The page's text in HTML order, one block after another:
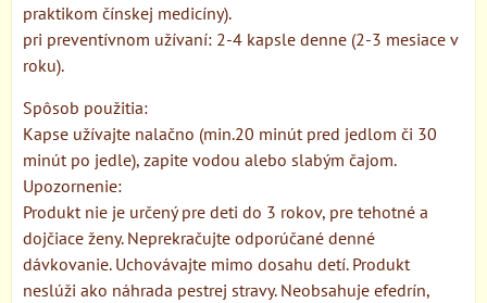
praktikom čínskej medicíny).
pri preventívnom užívaní: 2-4 kapsle denne (2-3 mesiace v
roku).
Spôsob použitia:
Kapse užívajte nalačno (min.20 minút pred jedlom či 30
minút po jedle), zapite vodou alebo slabým čajom.
Upozornenie:
Produkt nie je určený pre deti do 3 rokov, pre tehotné a
dojčiace ženy. Neprekračujte odporúčané denné
dávkovanie. Uchovávajte mimo dosahu detí. Produkt
neslúži ako náhrada pestrej stravy. Neobsahuje efedrín,